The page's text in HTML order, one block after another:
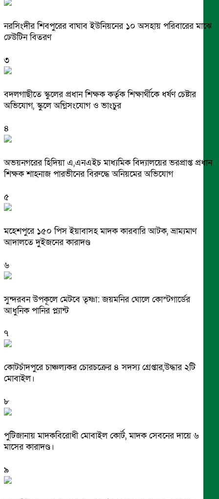
নরসিংদীর শিবপুরের বাঘাব ইউনিয়নের ১০ অসহায় পরিবারের মাঝে
ঢেউটিন বিতরণ
৩
বদলগাছীতে স্কুলের প্রধান শিক্ষক কর্তৃক শিক্ষার্থীকে ধর্ষণ চেষ্টার
অভিযোগ, স্কুলে অগ্নিসংযোগ ও ভাংচুর
৪
অভয়নগরের হিদিয়া এ,এনএইচ মাধ্যমিক বিদ্যালয়ের ভরপ্রাপ্ত প্রধান
শিক্ষক শাহনাজ পারভীনের বিরুদ্ধে অনিয়মের অভিযোগ
৫
মহেশপুরে ১৫০ পিস ইয়াবাসহ মাদক কারবারি আটক, ভ্রাম্যমাণ
আদালতে দুইজনের কারাদণ্ড
৬
সুন্দরবন উপকূলে মেটবে তৃষ্ণা: জয়মনির ঘোলে কোস্টগার্ডের
আধুনিক পানির প্ল্যান্ট
৭
কোটচাঁদপুরে চাঞ্চল্যকর চোরচক্রের ৪ সদস্য গ্রেপ্তার,উদ্ধার ২টি
মোবাইল।
৮
পুটিজানায় মাদকবিরোধী মোবাইল কোর্ট, মাদক সেবনের দায়ে ৬
মাসের কারাদণ্ড।
৯